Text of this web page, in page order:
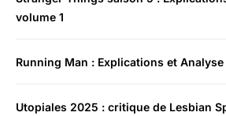
volume 1
Running Man : Explications et Analyse
Utopiales 2025 : critique de Lesbian